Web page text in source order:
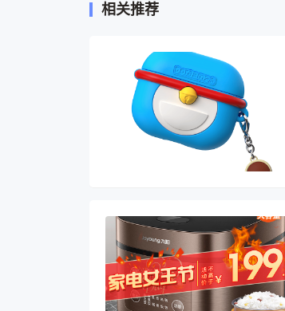
商品毛重：310.00g
商品产地：中国大陆
京东京造JZDSQ1潮流
相关推荐